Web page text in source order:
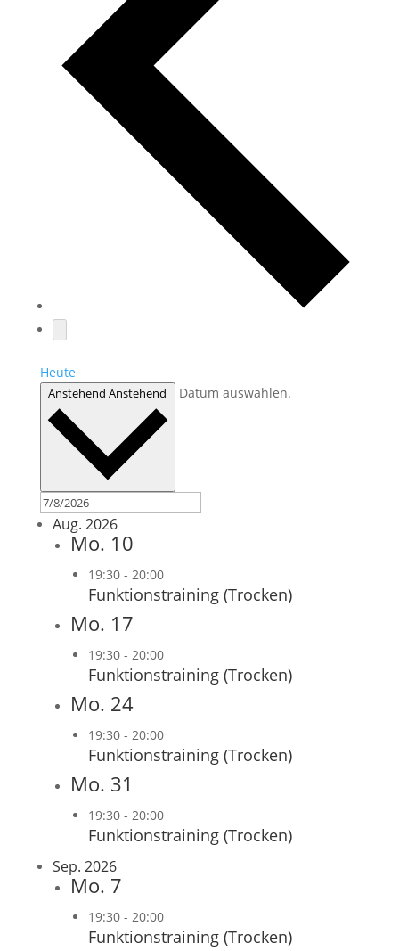
Heute
AnstehendAnstehend Datum auswählen.
Aug. 2026
Mo. 10
19:30- 20:00
Funktionstraining (Trocken)
Mo. 17
19:30- 20:00
Funktionstraining (Trocken)
Mo. 24
19:30- 20:00
Funktionstraining (Trocken)
Mo. 31
19:30- 20:00
Funktionstraining (Trocken)
Sep. 2026
Mo. 7
19:30- 20:00
Funktionstraining (Trocken)